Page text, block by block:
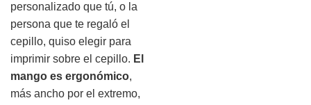
personalizado que tú, o la
persona que te regaló el
cepillo, quiso elegir para
imprimir sobre el cepillo. El
mango es ergonómico,
más ancho por el extremo,